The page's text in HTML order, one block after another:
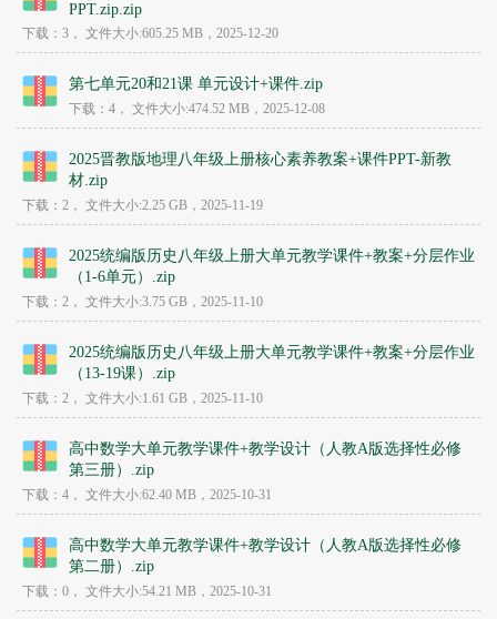
PPT.zip.zip
下载：3， 文件大小:605.25 MB ，2025-12-20
第七单元20和21课 单元设计+课件.zip
下载：4， 文件大小:474.52 MB ，2025-12-08
2025晋教版地理八年级上册核心素养教案+课件PPT-新教
材.zip
下载：2， 文件大小:2.25 GB ，2025-11-19
2025统编版历史八年级上册大单元教学课件+教案+分层作业
（1-6单元）.zip
下载：2， 文件大小:3.75 GB ，2025-11-10
2025统编版历史八年级上册大单元教学课件+教案+分层作业
（13-19课）.zip
下载：2， 文件大小:1.61 GB ，2025-11-10
高中数学大单元教学课件+教学设计（人教A版选择性必修
第三册）.zip
下载：4， 文件大小:62.40 MB ，2025-10-31
高中数学大单元教学课件+教学设计（人教A版选择性必修
第二册）.zip
下载：0， 文件大小:54.21 MB ，2025-10-31